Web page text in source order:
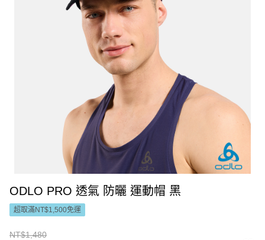
ODLO PRO 透氣 防曬 運動帽 黑
超取滿NT$1,500免運
NT$1,480